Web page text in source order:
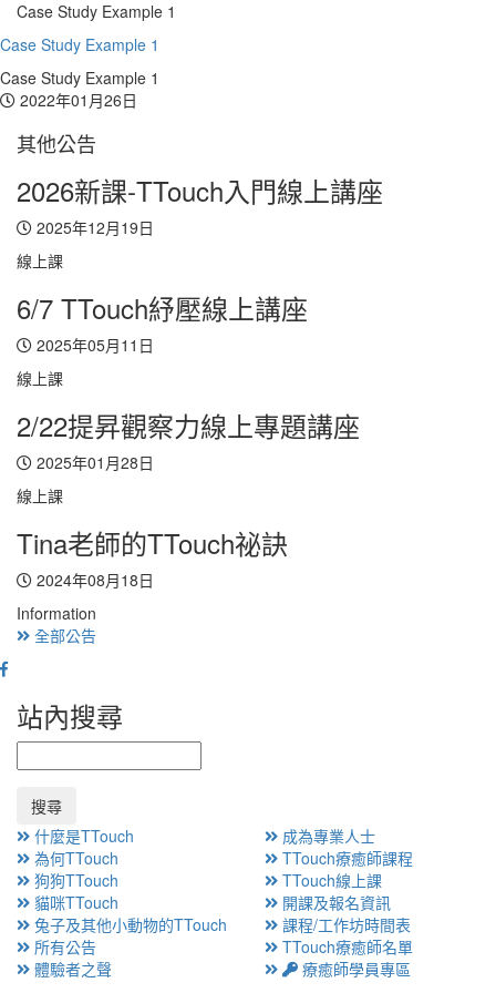
Case Study Example 1
Case Study Example 1
Case Study Example 1
2022年01月26日
其他公告
2026新課-TTouch入門線上講座
2025年12月19日
線上課
6/7 TTouch紓壓線上講座
2025年05月11日
線上課
2/22提昇觀察力線上專題講座
2025年01月28日
線上課
Tina老師的TTouch祕訣
2024年08月18日
Information
全部公告
站內搜尋
搜尋
什麼是TTouch
為何TTouch
狗狗TTouch
貓咪TTouch
兔子及其他小動物的TTouch
所有公告
體驗者之聲
成為專業人士
TTouch療癒師課程
TTouch線上課
開課及報名資訊
課程/工作坊時間表
TTouch療癒師名單
療癒師學員專區